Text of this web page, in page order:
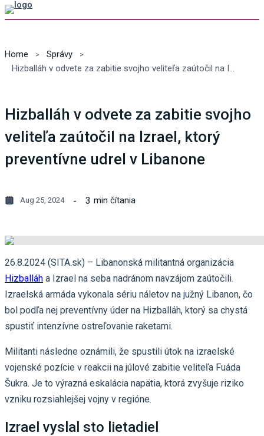
Home
Správy
Hizballáh v odvete za zabitie svojho veliteľa zaútočil na Izrael, ktorý preventívne udrel v Libanone
Hizballáh v odvete za zabitie svojho
veliteľa zaútočil na Izrael, ktorý
preventívne udrel v Libanone
Aug 25, 2024 3 min čítania
26.8.2024 (SITA.sk) – Libanonská militantná organizácia
Hizballáh a Izrael na seba nadránom navzájom zaútočili.
Izraelská armáda vykonala sériu náletov na južný Libanon, čo
bol podľa nej preventívny úder na Hizballáh, ktorý sa chystá
spustiť intenzívne ostreľovanie raketami.
Militanti následne oznámili, že spustili útok na izraelské
vojenské pozície v reakcii na júlové zabitie veliteľa Fuáda
Šukra. Je to výrazná eskalácia napätia, ktorá zvyšuje riziko
vzniku rozsiahlejšej vojny v regióne.
Izrael vyslal sto lietadiel